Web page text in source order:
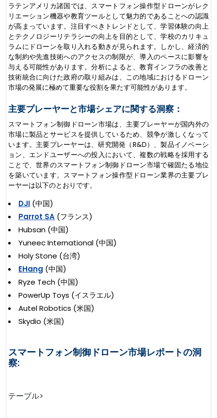
ラテンアメリカ諸国では、スマートフォン操作型ドローンがレク
リエーション機器や教育ツールとして魅力的であることへの認識
が高まっています。注目すべきトレンドとして、学習体験の向上
とテクノロジーリテラシーの向上を目的として、学校のカリキュ
ラムにドローンを取り入れる動きが見られます。しかし、経済的
な制約や先進技術へのアクセスの制限が、導入のペースに影響を
与える可能性があります。分析によると、教育インフラの改善と
技術統合に向けた政府の取り組みは、この地域におけるドローン
市場の発展に極めて重要な役割を果たす可能性があります。
主要プレーヤーと市場シェアに関する洞察：
スマートフォン制御ドローン市場は、主要プレーヤーが国内外の
市場に製品とサービスを提供しているため、競争が激しくなって
います。主要プレーヤーは、研究開発（R&D）、製品イノベーシ
ョン、エンドユーザーへの投入において、複数の戦略を採用する
ことで、世界のスマートフォン制御ドローン市場で確固たる地位
を築いています。スマートフォン操作型ドローン業界の主要プレ
ーヤーは以下のとおりです。
DJI (中国)
Parrot SA (フランス)
Hubsan (中国)
Yuneec International (中国)
Holy Stone (台湾)
EHang (中国)
Ryze Tech (中国)
PowerUp Toys (イスラエル)
Autel Robotics (米国)
Skydio (米国)
スマートフォン制御ドローン市場レポートの洞
察:
テーブル>